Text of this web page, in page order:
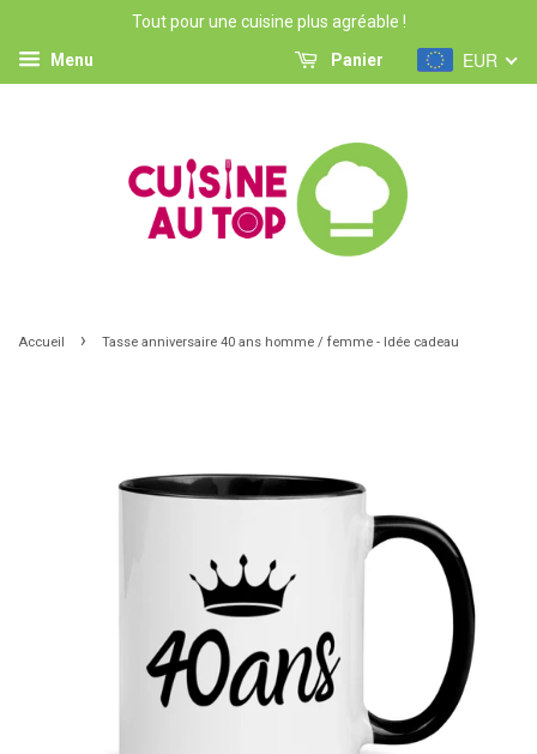
Tout pour une cuisine plus agréable !
Menu EUR
Panier
Accueil › Tasse anniversaire 40 ans homme / femme - Idée cadeau